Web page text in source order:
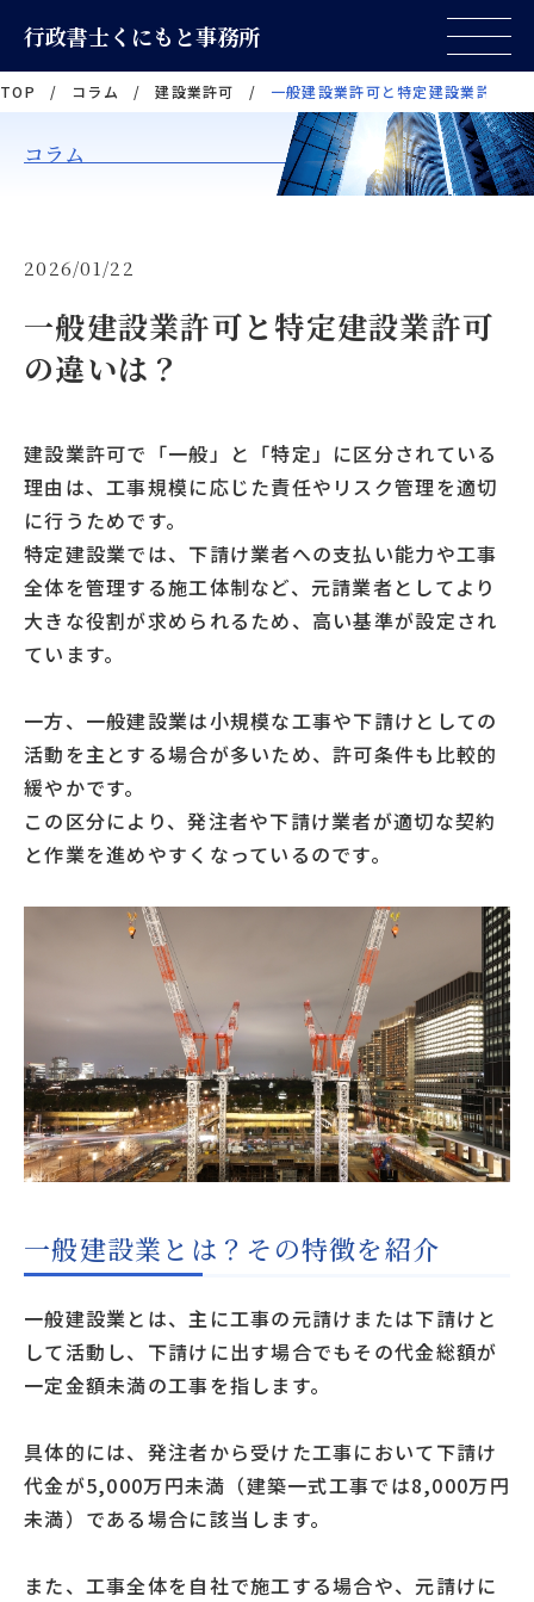
行政書士くにもと事務所
TOP / コラム / 建設業許可 / 一般建設業許可と特定建設業許可の
コラム
2026/01/22
一般建設業許可と特定建設業許可
の違いは？
建設業許可で「一般」と「特定」に区分されている
理由は、工事規模に応じた責任やリスク管理を適切
に行うためです。
特定建設業では、下請け業者への支払い能力や工事
全体を管理する施工体制など、元請業者としてより
大きな役割が求められるため、高い基準が設定され
ています。
一方、一般建設業は小規模な工事や下請けとしての
活動を主とする場合が多いため、許可条件も比較的
緩やかです。
この区分により、発注者や下請け業者が適切な契約
と作業を進めやすくなっているのです。
一般建設業とは？その特徴を紹介
一般建設業とは、主に工事の元請けまたは下請けと
して活動し、下請けに出す場合でもその代金総額が
一定金額未満の工事を指します。
具体的には、発注者から受けた工事において下請け
代金が5,000万円未満（建築一式工事では8,000万円
未満）である場合に該当します。
また、工事全体を自社で施工する場合や、元請けに